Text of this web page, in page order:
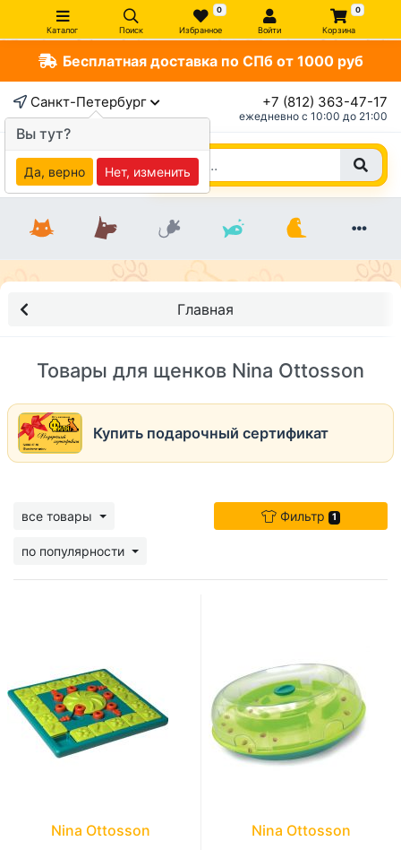
Каталог Поиск
0
Избранное Войти
0
Корзина
Бесплатная доставка по СПб от 1000 руб
Санкт-Петербург +7 (812) 363-47-17
ежедневно c 10:00 до 21:00
Главная
Товары для щенков Nina Ottosson
Купить подарочный сертификат
все товары
по популярности
Фильтр 1
Nina Ottosson Nina Ottosson
Вы тут?
Да, верно Нет, изменить